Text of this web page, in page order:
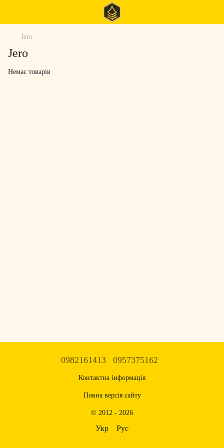
Jero
Jero
Немає товарів
0982161413 0957375162
Контактна інформація
Повна версія сайту
© 2012 - 2026
Укр Рус